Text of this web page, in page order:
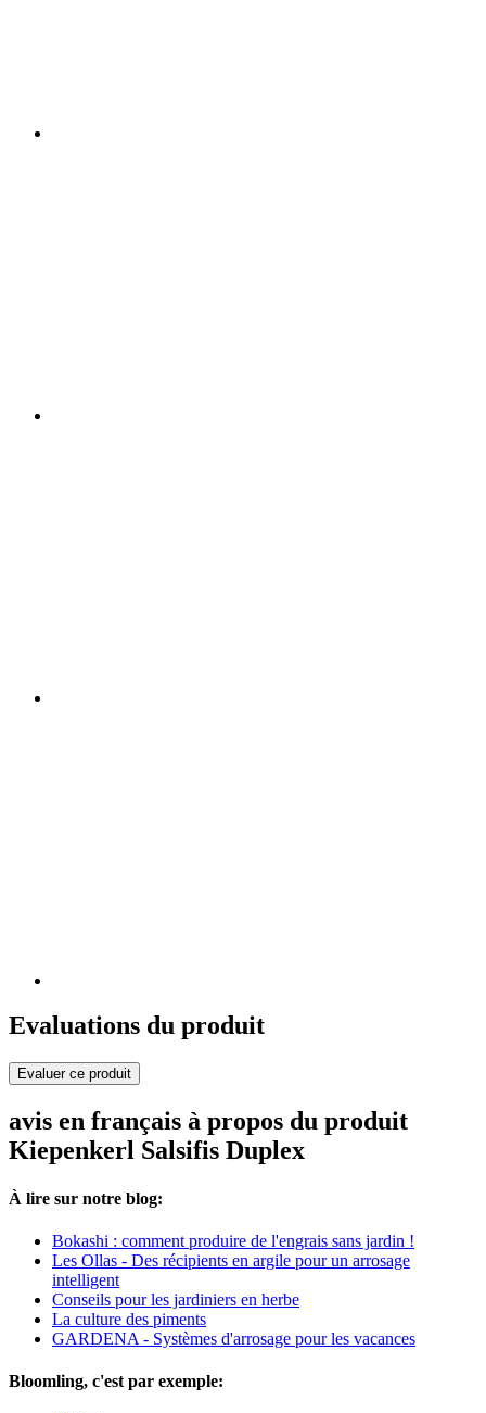
Evaluations du produit
Evaluer ce produit
avis en français à propos du produit
Kiepenkerl Salsifis Duplex
À lire sur notre blog:
Bokashi : comment produire de l'engrais sans jardin !
Les Ollas - Des récipients en argile pour un arrosage
intelligent
Conseils pour les jardiniers en herbe
La culture des piments
GARDENA - Systèmes d'arrosage pour les vacances
Bloomling, c'est par exemple: